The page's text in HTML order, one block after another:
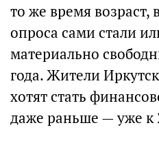
то же время возраст,
опроса сами стали
материально
года. Жители
хотят стать
даже раньше — уже к